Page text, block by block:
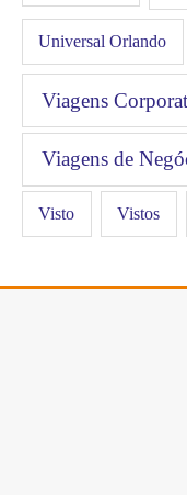
Universal Orlando
Viagens
Viagens de
Visto Vistos